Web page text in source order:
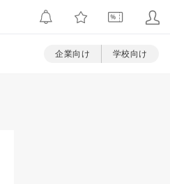
企業向け 学校向け